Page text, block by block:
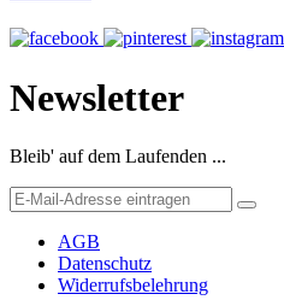
Newsletter
Bleib' auf dem Laufenden ...
AGB
Datenschutz
Widerrufsbelehrung